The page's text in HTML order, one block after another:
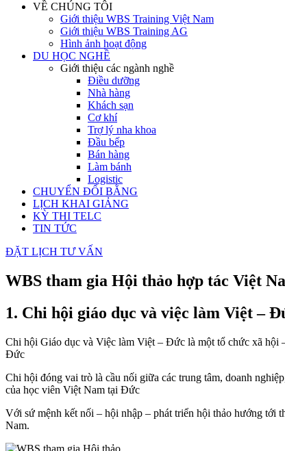
VỀ CHÚNG TÔI
Giới thiệu WBS Training Việt Nam
Giới thiệu WBS Training AG
Hình ảnh hoạt động
DU HỌC NGHỀ
Giới thiệu các ngành nghề
Điều dưỡng
Nhà hàng
Khách sạn
Cơ khí
Trợ lý nha khoa
Đầu bếp
Bán hàng
Làm bánh
Logistic
CHUYỂN ĐỔI BẰNG
LỊCH KHAI GIẢNG
KỲ THI TELC
TIN TỨC
ĐẶT LỊCH TƯ VẤN
WBS tham gia Hội thảo hợp tác Việt
1. Chi hội giáo dục và việc làm Việt –
Chi hội Giáo dục và Việc làm Việt – Đức là một tổ chức xã hội
Đức
Chi hội đóng vai trò là cầu nối giữa các trung tâm, doanh
của học viên Việt Nam tại Đức
Với sứ mệnh kết nối – hội nhập – phát triển hội thảo hướng tới
Nam.